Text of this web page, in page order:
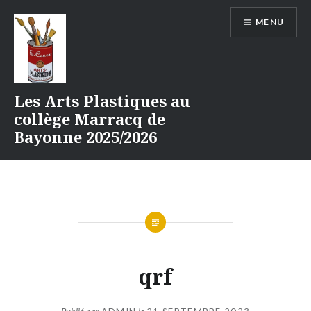
contenu
Les Arts Plastiques au
collège Marracq de
Bayonne 2025/2026
MENU
qrf